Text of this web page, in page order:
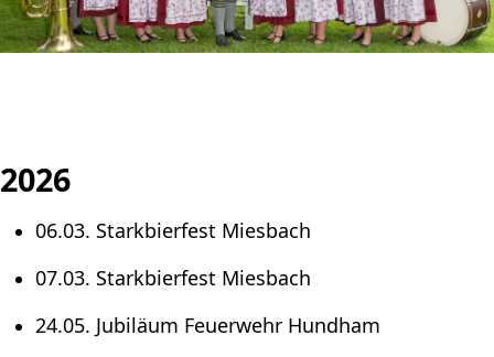
2026
06.03. Starkbierfest Miesbach
07.03. Starkbierfest Miesbach
24.05. Jubiläum Feuerwehr Hundham